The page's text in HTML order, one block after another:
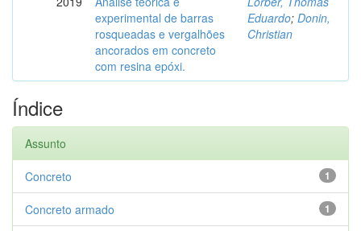
experimental de barras
rosqueadas e vergalhões
ancorados em concreto
com resina epóxi.
Eduardo; Donin,
Christian
Índice
Assunto
1
Concreto
1
Concreto armado